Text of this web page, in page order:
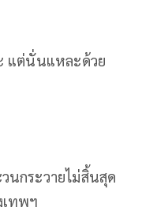
แต่นั่นแหละด้วย
นกระวายไม่สิ้นสุด
เทพฯ